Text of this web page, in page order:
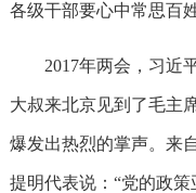
各级干部要心中常思百
2017年两会，习近平
大叔来北京见到了毛主
爆发出热烈的掌声。来
提明代表说：“党的政